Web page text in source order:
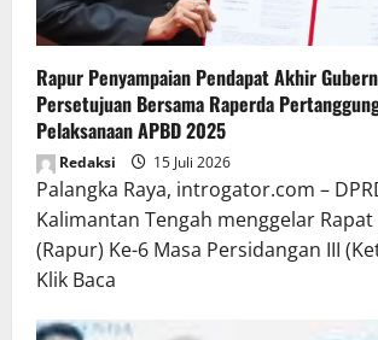
Rapur Penyampaian Pendapat Akhir
Persetujuan Bersama Raperda
Pelaksanaan APBD 2025
Redaksi 15 Juli 2026
Palangka Raya, introgator.com –
Kalimantan Tengah menggelar
(Rapur) Ke-6 Masa Persidangan III
Klik Baca